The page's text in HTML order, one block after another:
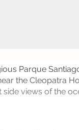
Parque
the Cleopatra
views of the